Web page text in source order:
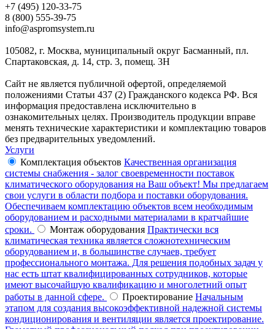
+7 (495) 120-33-75
8 (800) 555-39-75
info@aspromsystem.ru
105082, г. Москва, муниципальный округ Басманный, пл.
Спартаковская, д. 14, стр. 3, помещ. 3Н
Сайт не является публичной офертой, определяемой
положениями Статьи 437 (2) Гражданского кодекса РФ. Вся
информация предоставлена исключительно в
ознакомительных целях. Производитель продукции вправе
менять технические характеристики и комплектацию товаров
без предварительных уведомлений.
Услуги
Комплектация объектов Качественная организация
системы снабжения - залог своевременности поставок
климатического оборудования на Ваш объект! Мы предлагаем
свои услуги в области подбора и поставки оборудования.
Обеспечиваем комплектацию объектов всем необходимым
оборудованием и расходными материалами в кратчайшие
сроки.
Монтаж оборудования Практически вся
климатическая техника является сложнотехническим
оборудованием и, в большинстве случаев, требует
профессионального монтажа. Для решения подобных задач у
нас есть штат квалифицированных сотрудников, которые
имеют высочайшую квалификацию и многолетний опыт
работы в данной сфере.
Проектирование Начальным
этапом для создания высокоэффективной надежной системы
кондиционирования и вентиляции является проектирование.